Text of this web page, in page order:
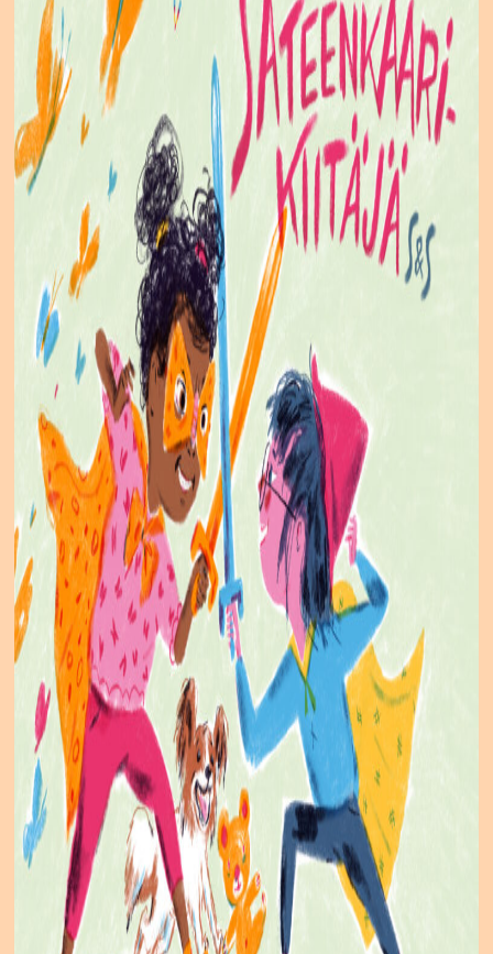
Salasana unohtunut?
Eikö sinulla ole tiliä?
Luo uusi tili